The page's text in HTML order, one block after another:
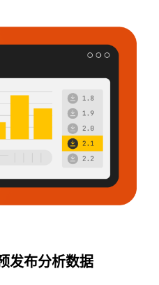
发布分析数据